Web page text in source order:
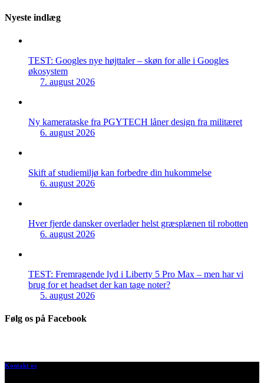
Nyeste indlæg
TEST: Googles nye højttaler – skøn for alle i Googles
økosystem
7. august 2026
Ny kamerataske fra PGYTECH låner design fra militæret
6. august 2026
Skift af studiemiljø kan forbedre din hukommelse
6. august 2026
Hver fjerde dansker overlader helst græsplænen til robotten
6. august 2026
TEST: Fremragende lyd i Liberty 5 Pro Max – men har vi
brug for et headset der kan tage noter?
5. august 2026
Følg os på Facebook
Kontakt os